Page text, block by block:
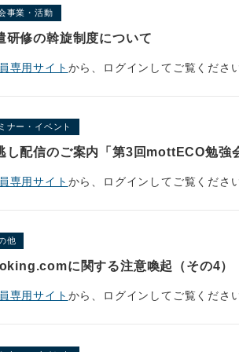
事業・活動
研修の斡旋制度について
専用サイト から、ログインしてご覧ください
ナー・イベント
し配信のご案内「第3回mottECO勉強
専用サイト から、ログインしてご覧ください
他
に関する注意喚起（その4）
専用サイト から、ログインしてご覧ください